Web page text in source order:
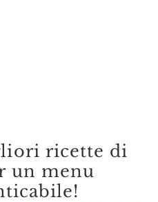
ricette di
un menu